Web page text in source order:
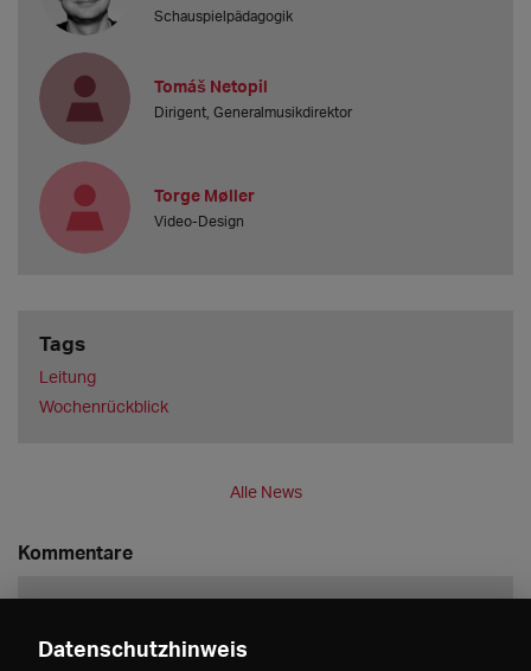
Schauspielpädagogik
Tomáš Netopil
Dirigent, Generalmusikdirektor
Torge Møller
Video-Design
Tags
Leitung
Wochenrückblick
Alle News
Kommentare
Datenschutzhinweis